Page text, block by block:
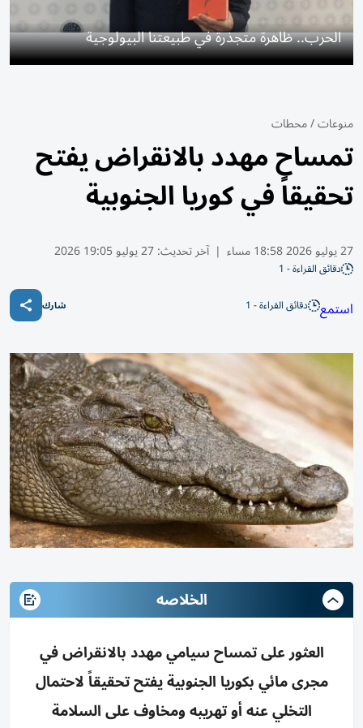
الحرب.. ظاهرة متجذرة في طبيعتنا البيولوجية
منوعات/محطات
تمساح مهدد بالانقراض يفتح
تحقيقاً في كوريا الجنوبية
27 يوليو 2026 18:58 مساء | آخر تحديث:27 يوليو 19:05 2026
دقائق القراءة - 1
استمع دقائق القراءة - 1 شارك
الخلاصه
العثور على تمساح سيامي مهدد بالانقراض في
مجرى مائي بكوريا الجنوبية يفتح تحقيقاً لاحتمال
التخلي عنه أو تهريبه ومخاوف على السلامة